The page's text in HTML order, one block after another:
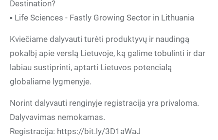
Destination?
▪️ Life Sciences - Fastly Growing Sector in Lithuania
Kviečiame dalyvauti turėti produktyvų ir naudingą
pokalbį apie verslą Lietuvoje, ką galime tobulinti ir dar
labiau sustiprinti, aptarti Lietuvos potencialą
globaliame lygmenyje.
Norint dalyvauti renginyje registracija yra privaloma.
Dalyvavimas nemokamas.
Registracija: https://bit.ly/3D1aWaJ